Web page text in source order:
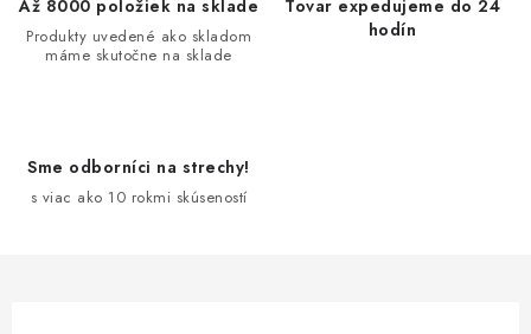
Až 8000 položiek na sklade
Produkty uvedené ako skladom
máme skutočne na sklade
Tovar expedujeme do 24
hodín
Sme odborníci na strechy!
s viac ako 10 rokmi skúseností